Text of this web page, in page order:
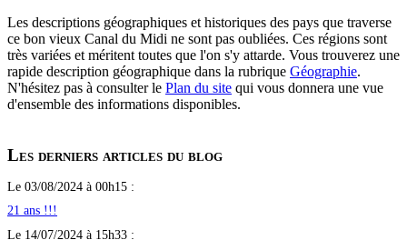
Les descriptions géographiques et historiques des pays que traverse
ce bon vieux Canal du Midi ne sont pas oubliées. Ces régions sont
très variées et méritent toutes que l'on s'y attarde. Vous trouverez une
rapide description géographique dans la rubrique Géographie.
N'hésitez pas à consulter le Plan du site qui vous donnera une vue
d'ensemble des informations disponibles.
Les derniers articles du blog
Le 03/08/2024 à 00h15 :
21 ans !!!
Le 14/07/2024 à 15h33 :